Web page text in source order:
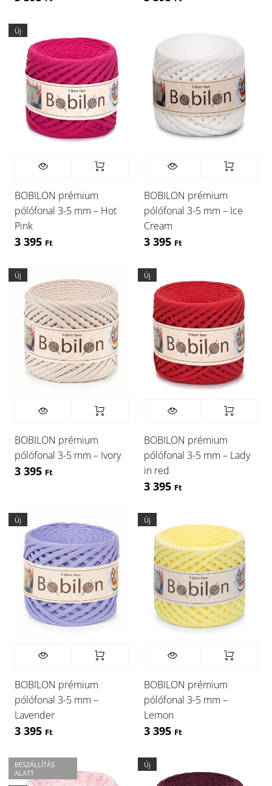
Új
BOBILON prémium
pólófonal 3-5 mm – Hot
Pink
3 395 Ft
BOBILON prémium
pólófonal 3-5 mm – Ice
Cream
3 395 Ft
Új
BOBILON prémium
pólófonal 3-5 mm – Ivory
3 395 Ft
Új
BOBILON prémium
pólófonal 3-5 mm – Lady
in red
3 395 Ft
Új
BOBILON prémium
pólófonal 3-5 mm –
Lavender
3 395 Ft
Új
BOBILON prémium
pólófonal 3-5 mm –
Lemon
3 395 Ft
BESZÁLLÍTÁS
ALATT
Új